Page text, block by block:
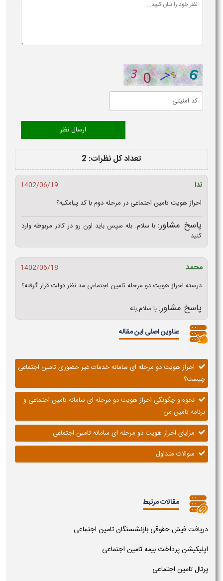
تعداد کل نظرات: 2
ندا
1402/06/19
احراز هویت تامین اجتماعی در مرحله دوم با کد پیامکیه؟
پاسخ مشاور: با سلام. بله سپس باید اون رو در کادر مربوطه وارد
کنید
محمد
1402/06/18
درسته احراز هویت دو مرحله تامین اجتماعی مد نظر دولت قرار گرفته؟
پاسخ مشاور: با سلام.بله
عناوین اصلی این مقاله
احراز هویت دو مرحله ای سامانه خدمات غیر حضوری تامین اجتماعی
چیست؟
نحوه و چگونگی احراز هویت دو مرحله ای سامانه تامین اجتماعی و
برنامه تامین من
مزایای احراز هویت دو مرحله ای سامانه تامین اجتماعی
سوالات متداول
مقالات مرتبط
دریافت فیش حقوقی بازنشستگان تامین اجتماعی
اپلیکیشن پرداخت بیمه تامین اجتماعی
پرتال تامین اجتماعی